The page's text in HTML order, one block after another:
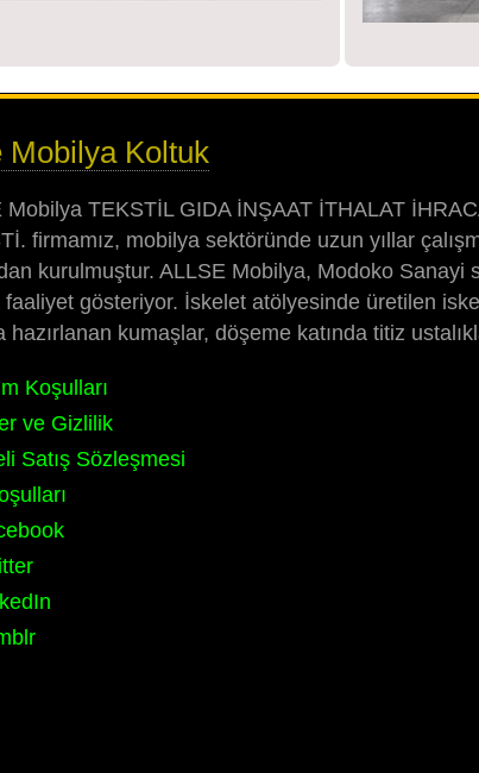
Mobilya Koltuk
Mobilya TEKSTİL GIDA İNŞAAT İTHALAT
firmamız, mobilya sektöründe uzun yıllar
kurulmuştur. ALLSE Mobilya, Modoko Sanayi
faaliyet gösteriyor. İskelet atölyesinde üretilen
hazırlanan kumaşlar, döşeme katında titiz
Koşulları
ve Gizlilik
Satış Sözleşmesi